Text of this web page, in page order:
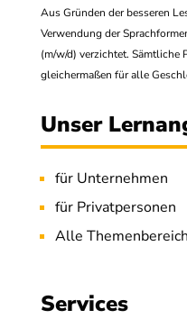
Aus Gründen der besseren
Verwendung der
(m/w/d) verzichtet. Sämtliche
gleichermaßen für alle
Unser
für Unternehmen
für Privatpersonen
Alle
Services